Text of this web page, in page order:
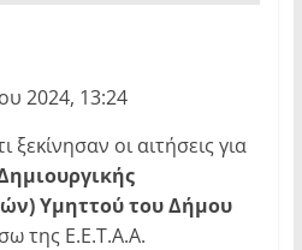
2024, 13:24
οι αιτήσεις για
Υμηττού του Δήμου
της Ε.Ε.Τ.Α.Α.